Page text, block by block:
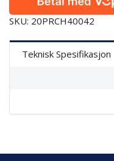
SKU: 20PRCH40042
Teknisk Spesifikasjon